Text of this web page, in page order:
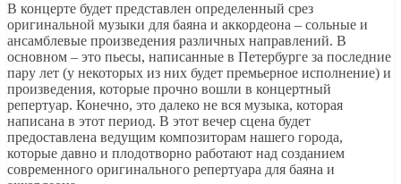
В концерте будет представлен определенный срез
оригинальной музыки для баяна и аккордеона – сольные и
ансамблевые произведения различных направлений. В
основном – это пьесы, написанные в Петербурге за последние
пару лет (у некоторых из них будет премьерное исполнение) и
произведения, которые прочно вошли в концертный
репертуар. Конечно, это далеко не вся музыка, которая
написана в этот период. В этот вечер сцена будет
предоставлена ведущим композиторам нашего города,
которые давно и плодотворно работают над созданием
современного оригинального репертуара для баяна и